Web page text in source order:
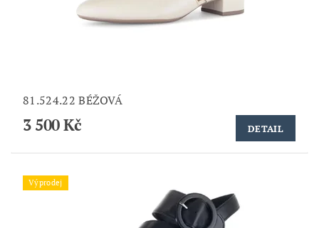
81.524.22 BÉŽOVÁ
3 500 Kč DETAIL
Výprodej